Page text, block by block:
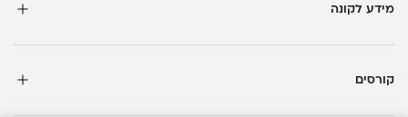
מידע לקונה
קורסים